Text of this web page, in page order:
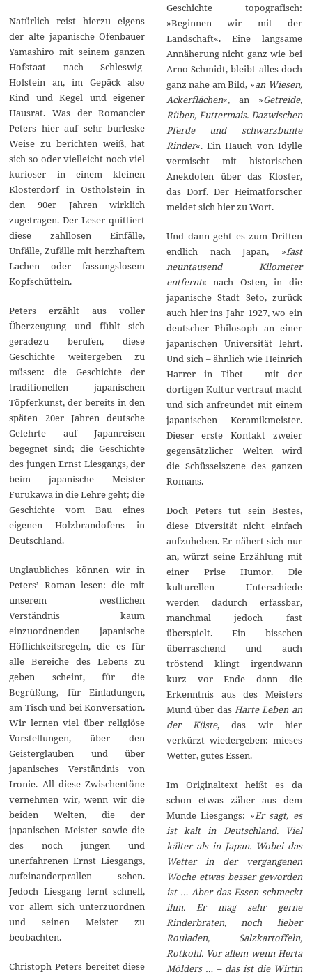
Natürlich reist hierzu eigens
der alte japanische Ofenbauer
Yamashiro mit seinem ganzen
Hofstaat nach Schleswig-
Holstein an, im Gepäck also
Kind und Kegel und eigener
Hausrat. Was der Romancier
Peters hier auf sehr burleske
Weise zu berichten weiß, hat
sich so oder vielleicht noch viel
kurioser in einem kleinen
Klosterdorf in Ostholstein in
den 90er Jahren wirklich
zugetragen. Der Leser quittiert
diese zahllosen Einfälle,
Unfälle, Zufälle mit herzhaftem
Lachen oder fassungslosem
Kopfschütteln.
Peters erzählt aus voller
Überzeugung und fühlt sich
geradezu berufen, diese
Geschichte weitergeben zu
müssen: die Geschichte der
traditionellen japanischen
Töpferkunst, der bereits in den
späten 20er Jahren deutsche
Gelehrte auf Japanreisen
begegnet sind; die Geschichte
des jungen Ernst Liesgangs, der
beim japanische Meister
Furukawa in die Lehre geht; die
Geschichte vom Bau eines
eigenen Holzbrandofens in
Deutschland.
Unglaubliches können wir in
Peters’ Roman lesen: die mit
unserem westlichen
Verständnis kaum
einzuordnenden japanische
Höflichkeitsregeln, die es für
alle Bereiche des Lebens zu
geben scheint, für die
Begrüßung, für Einladungen,
am Tisch und bei Konversation.
Wir lernen viel über religiöse
Vorstellungen, über den
Geisterglauben und über
japanisches Verständnis von
Ironie. All diese Zwischentöne
vernehmen wir, wenn wir die
beiden Welten, die der
japanischen Meister sowie die
des noch jungen und
unerfahrenen Ernst Liesgangs,
aufeinanderprallen sehen.
Jedoch Liesgang lernt schnell,
vor allem sich unterzuordnen
und seinen Meister zu
beobachten.
Christoph Peters bereitet diese
Geschichte topografisch:
»Beginnen wir mit der
Landschaft«. Eine langsame
Annäherung nicht ganz wie bei
Arno Schmidt, bleibt alles doch
ganz nahe am Bild, »an Wiesen,
Ackerflächen«, an »Getreide,
Rüben, Futtermais. Dazwischen
Pferde und schwarzbunte
Rinder«. Ein Hauch von Idylle
vermischt mit historischen
Anekdoten über das Kloster,
das Dorf. Der Heimatforscher
meldet sich hier zu Wort.
Und dann geht es zum Dritten
endlich nach Japan, »fast
neuntausend Kilometer
entfernt« nach Osten, in die
japanische Stadt Seto, zurück
auch hier ins Jahr 1927, wo ein
deutscher Philosoph an einer
japanischen Universität lehrt.
Und sich – ähnlich wie Heinrich
Harrer in Tibet – mit der
dortigen Kultur vertraut macht
und sich anfreundet mit einem
japanischen Keramikmeister.
Dieser erste Kontakt zweier
gegensätzlicher Welten wird
die Schüsselszene des ganzen
Romans.
Doch Peters tut sein Bestes,
diese Diversität nicht einfach
aufzuheben. Er nähert sich nur
an, würzt seine Erzählung mit
einer Prise Humor. Die
kulturellen Unterschiede
werden dadurch erfassbar,
manchmal jedoch fast
überspielt. Ein bisschen
überraschend und auch
tröstend klingt irgendwann
kurz vor Ende dann die
Erkenntnis aus des Meisters
Mund über das Harte Leben an
der Küste, das wir hier
verkürzt wiedergeben: mieses
Wetter, gutes Essen.
Im Originaltext heißt es da
schon etwas zäher aus dem
Munde Liesgangs: »Er sagt, es
ist kalt in Deutschland. Viel
kälter als in Japan. Wobei das
Wetter in der vergangenen
Woche etwas besser geworden
ist … Aber das Essen schmeckt
ihm. Er mag sehr gerne
Rinderbraten, noch lieber
Rouladen, Salzkartoffeln,
Rotkohl. Vor allem wenn Herta
Mölders … – das ist die Wirtin